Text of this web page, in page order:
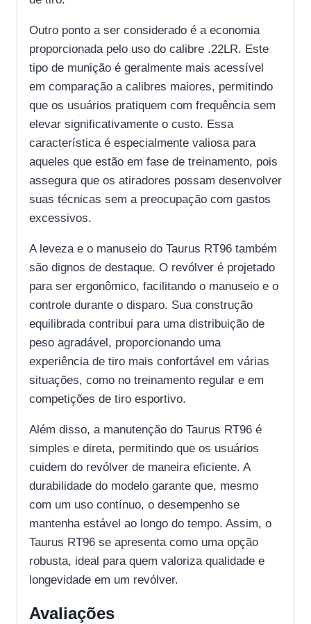
Outro ponto a ser considerado é a economia
proporcionada pelo uso do calibre .22LR. Este
tipo de munição é geralmente mais acessível
em comparação a calibres maiores, permitindo
que os usuários pratiquem com frequência sem
elevar significativamente o custo. Essa
característica é especialmente valiosa para
aqueles que estão em fase de treinamento, pois
assegura que os atiradores possam desenvolver
suas técnicas sem a preocupação com gastos
excessivos.
A leveza e o manuseio do Taurus RT96 também
são dignos de destaque. O revólver é projetado
para ser ergonômico, facilitando o manuseio e o
controle durante o disparo. Sua construção
equilibrada contribui para uma distribuição de
peso agradável, proporcionando uma
experiência de tiro mais confortável em várias
situações, como no treinamento regular e em
competições de tiro esportivo.
Além disso, a manutenção do Taurus RT96 é
simples e direta, permitindo que os usuários
cuidem do revólver de maneira eficiente. A
durabilidade do modelo garante que, mesmo
com um uso contínuo, o desempenho se
mantenha estável ao longo do tempo. Assim, o
Taurus RT96 se apresenta como uma opção
robusta, ideal para quem valoriza qualidade e
longevidade em um revólver.
Avaliações